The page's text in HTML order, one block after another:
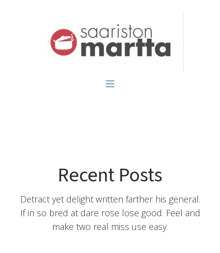
Recent Posts
Detract yet delight written farther his general.
If in so bred at dare rose lose good. Feel and
make two real miss use easy.